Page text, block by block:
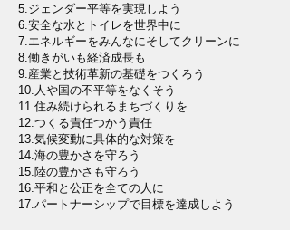
5.ジェンダー平等を実現しよう
6.安全な水とトイレを世界中に
7.エネルギーをみんなにそしてクリーンに
8.働きがいも経済成長も
9.産業と技術革新の基礎をつくろう
10.人や国の不平等をなくそう
11.住み続けられるまちづくりを
12.つくる責任つかう責任
13.気候変動に具体的な対策を
14.海の豊かさを守ろう
15.陸の豊かさも守ろう
16.平和と公正を全ての人に
17.パートナーシップで目標を達成しよう